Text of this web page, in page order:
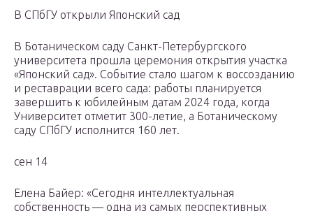
В СПбГУ открыли Японский сад
В Ботаническом саду Санкт-Петербургского
университета прошла церемония открытия участка
«Японский сад». Событие стало шагом к воссозданию
и реставрации всего сада: работы планируется
завершить к юбилейным датам 2024 года, когда
Университет отметит 300-летие, а Ботаническому
саду СПбГУ исполнится 160 лет.
сен 14
Елена Байер: «Сегодня интеллектуальная
собственность — одна из самых перспективных